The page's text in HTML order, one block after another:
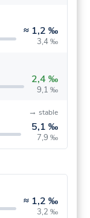
≈ 1,2 ‰
3,4 ‰
2,4 ‰
9,1 ‰
5,1 ‰
7,9 ‰
→ stable
≈ 1,2 ‰
3,2 ‰